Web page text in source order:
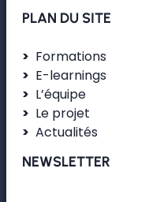
PLAN DU SITE
Formations
E-learnings
L’équipe
Le projet
Actualités
NEWSLETTER